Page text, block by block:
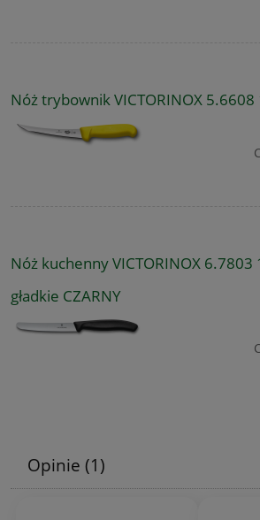
Nóż trybownik VICTORINOX 5.6608
Nóż kuchenny VICTORINOX
gładkie CZARNY
Opinie (1)